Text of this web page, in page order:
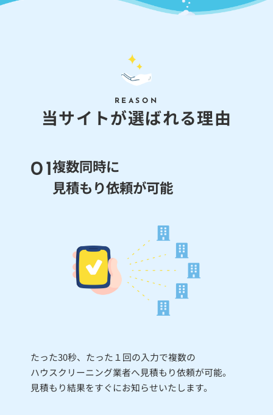
REASON
当サイ トが選ばれる理由
複数同時に
見積もり依頼が可能
たった30秒、たった１回の入力で複数の
ハウスクリーニング業者へ見積もり依頼が可能。
見積もり結果をすぐにお知らせいたします。